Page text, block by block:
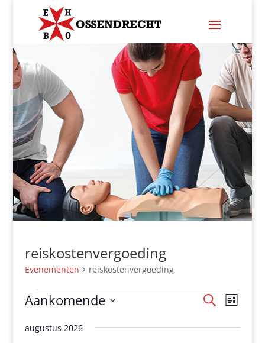
reiskostenvergoeding
Evenementen reiskostenvergoeding
Evenementen
en
Zoeken
Lijst
Aankomende
een
augustus 2026